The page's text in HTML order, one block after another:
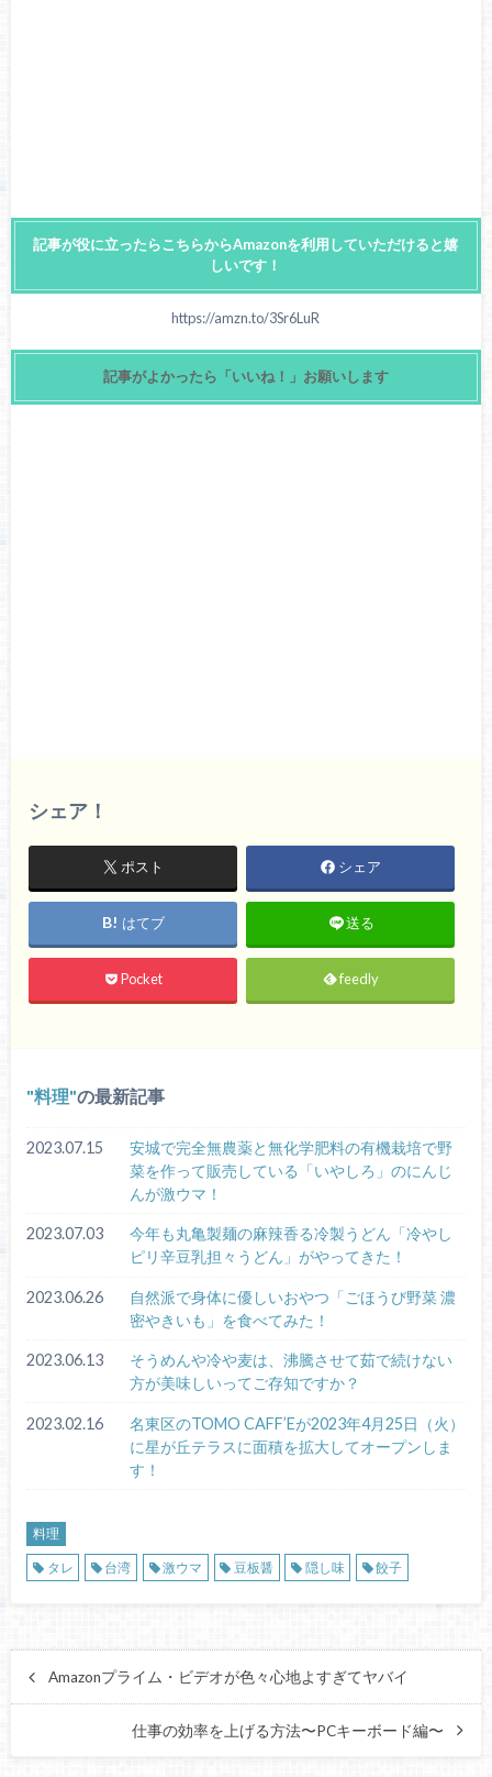
記事が役に立ったらこちらからAmazonを利用していただけると嬉
しいです！
https://amzn.to/3Sr6LuR
記事がよかったら「いいね！」お願いします
シェア！
ポスト シェア
はてブ 送る
Pocket feedly
料理 の最新記事
2023.07.15
安城で完全無農薬と無化学肥料の有機栽培で野
菜を作って販売している「いやしろ」のにんじ
んが激ウマ！
2023.07.03
今年も丸亀製麺の麻辣香る冷製うどん「冷やし
ピリ辛豆乳担々うどん」がやってきた！
2023.06.26
自然派で身体に優しいおやつ「ごほうび野菜 濃
密やきいも」を食べてみた！
2023.06.13
そうめんや冷や麦は、沸騰させて茹で続けない
方が美味しいってご存知ですか？
2023.02.16
名東区のTOMO CAFF’Eが2023年4月25日（火）
に星が丘テラスに面積を拡大してオープンしま
す！
料理
タレ
台湾 激ウマ 豆板醤 隠し味 餃子
Amazonプライム・ビデオが色々心地よすぎてヤバイ
仕事の効率を上げる方法〜PCキーボード編〜